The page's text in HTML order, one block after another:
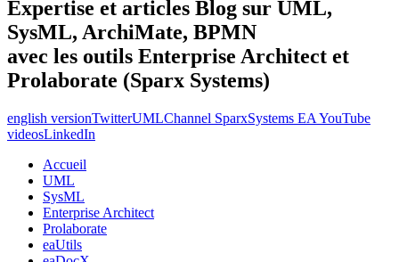
Expertise et articles Blog sur UML,
SysML, ArchiMate, BPMN
avec les outils Enterprise Architect et
Prolaborate (Sparx Systems)
english versionTwitterUMLChannel SparxSystems EA YouTube
videosLinkedIn
Accueil
UML
SysML
Enterprise Architect
Prolaborate
eaUtils